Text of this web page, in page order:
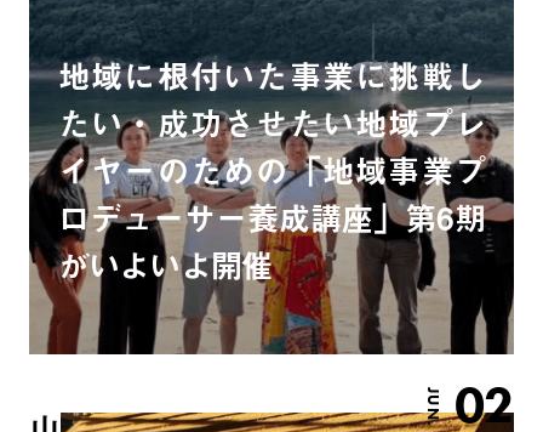
地域に根付いた事業に挑戦し
たい・成功させたい地域プレ
イヤーのための「地域事業プ
ロデューサー養成講座」第6期
がいよいよ開催
JUN. 02